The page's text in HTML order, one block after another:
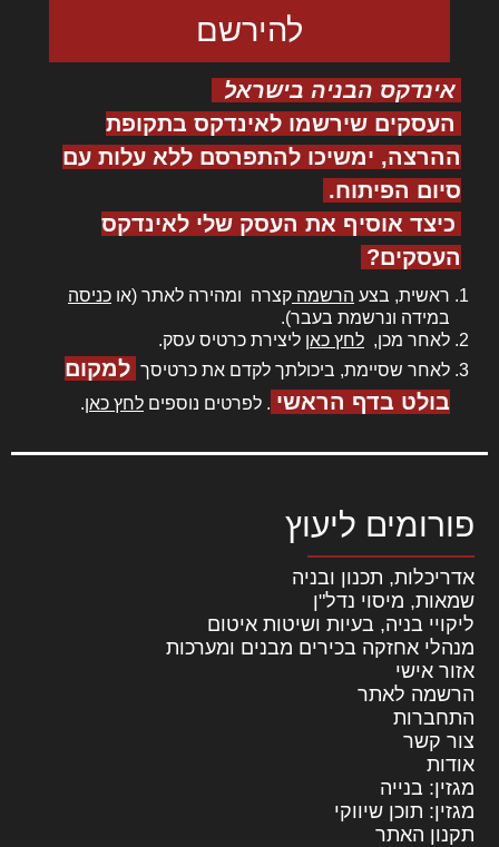
אינדקס הבניה בישראל
העסקים שירשמו לאינדקס בתקופת
ההרצה, ימשיכו להתפרסם ללא עלות עם
סיום הפיתוח.
כיצד אוסיף את העסק שלי לאינדקס
העסקים?
ראשית, בצע הרשמה קצרה ומהירה לאתר (או כניסה
במידה ונרשמת בעבר).
לאחר מכן, לחץ כאן ליצירת כרטיס עסק.
לאחר שסיימת, ביכולתך לקדם את כרטיסך למקום
בולט בדף הראשי . לפרטים נוספים לחץ כאן.
פורומים ליעוץ
אדריכלות, תכנון ובניה
שמאות, מיסוי נדל"ן
ליקויי בניה, בעיות ושיטות איטום
מנהלי אחזקה בכירים מבנים ומערכות
אזור אישי
הרשמה לאתר
התחברות
צור קשר
אודות
מגזין: בנייה
מגזין: תוכן שיווקי
תקנון האתר